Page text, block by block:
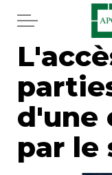
Accueil
Services
d'une
par le